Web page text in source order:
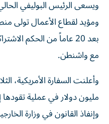
ويسعى الرئيس البوليفي
ومؤيد لقطاع الأعمال تولى
بعد 20 عاماً من الحكم
مع واشنطن.
مليون دولار في عملية
وإنفاذ القانون في وزارة